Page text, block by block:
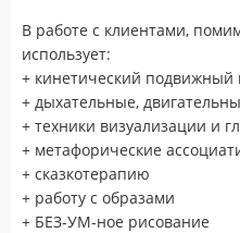
В работе с клиентами,
использует:
+ кинетический подвижный
+ дыхательные,
+ техники визуализации и
+ метафорические
+ сказкотерапию
+ работу с образами
+ БЕЗ-УМ-ное рисование